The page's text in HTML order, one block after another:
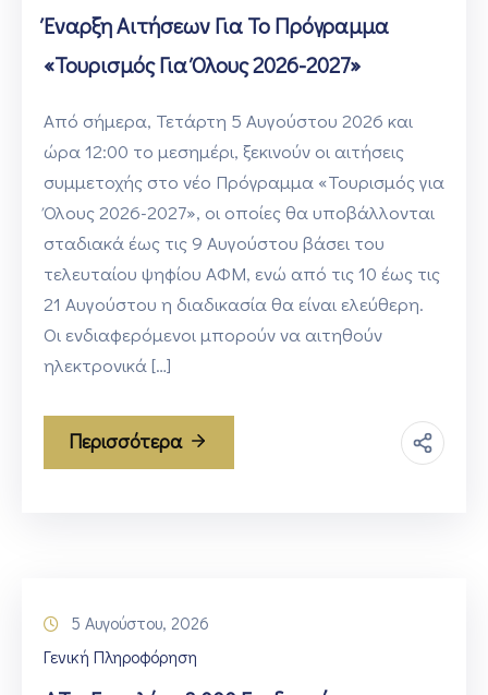
Έναρξη Αιτήσεων Για Το Πρόγραμμα
«Τουρισμός Για Όλους 2026-2027»
Από σήμερα, Τετάρτη 5 Αυγούστου 2026 και
ώρα 12:00 το μεσημέρι, ξεκινούν οι αιτήσεις
συμμετοχής στο νέο Πρόγραμμα «Τουρισμός για
Όλους 2026-2027», οι οποίες θα υποβάλλονται
σταδιακά έως τις 9 Αυγούστου βάσει του
τελευταίου ψηφίου ΑΦΜ, ενώ από τις 10 έως τις
21 Αυγούστου η διαδικασία θα είναι ελεύθερη.
Οι ενδιαφερόμενοι μπορούν να αιτηθούν
ηλεκτρονικά […]
Περισσότερα
5 Αυγούστου, 2026
Γενική Πληροφόρηση